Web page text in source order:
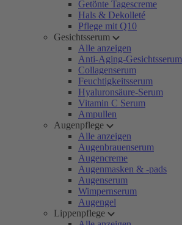
Getönte Tagescreme
Hals & Dekolleté
Pflege mit Q10
Gesichtsserum
Alle anzeigen
Anti-Aging-Gesichtsserum
Collagenserum
Feuchtigkeitsserum
Hyaluronsäure-Serum
Vitamin C Serum
Ampullen
Augenpflege
Alle anzeigen
Augenbrauenserum
Augencreme
Augenmasken & -pads
Augenserum
Wimpernserum
Augengel
Lippenpflege